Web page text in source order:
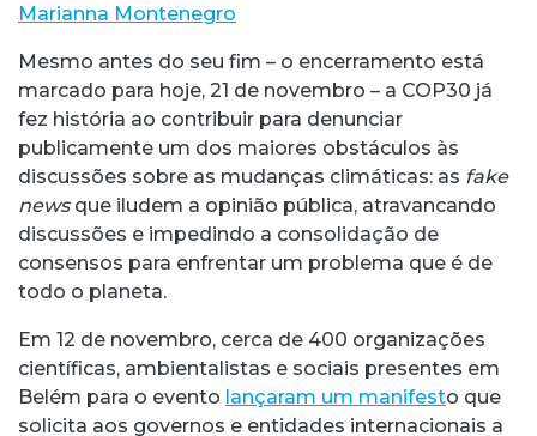
Marianna Montenegro
Mesmo antes do seu fim – o encerramento está
marcado para hoje, 21 de novembro – a COP30 já
fez história ao contribuir para denunciar
publicamente um dos maiores obstáculos às
discussões sobre as mudanças climáticas: as fake
newsque iludem a opinião pública, atravancando
discussões e impedindo a consolidação de
consensos para enfrentar um problema que é de
todo o planeta.
Em 12 de novembro, cerca de 400 organizações
científicas, ambientalistas e sociais presentes em
Belém para o evento lançaram um manifesto que
solicita aos governos e entidades internacionais a